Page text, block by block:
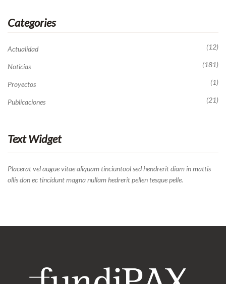
Categories
Actualidad (12)
Noticias (181)
Proyectos (1)
Publicaciones (21)
Text Widget
Placerat vel augue vitae aliquam tinciuntool sed hendrerit diam in mattis
ollis don ec tincidunt magna nullam hedrerit pellen tesque pelle.